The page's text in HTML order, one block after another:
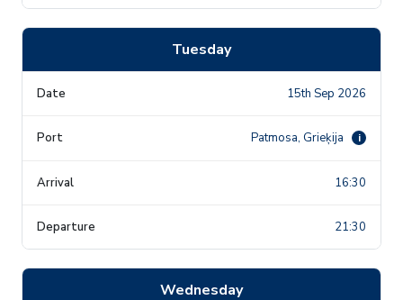
Tuesday
15th Sep 2026
Patmosa, Grieķija i
16:30
21:30
Wednesday